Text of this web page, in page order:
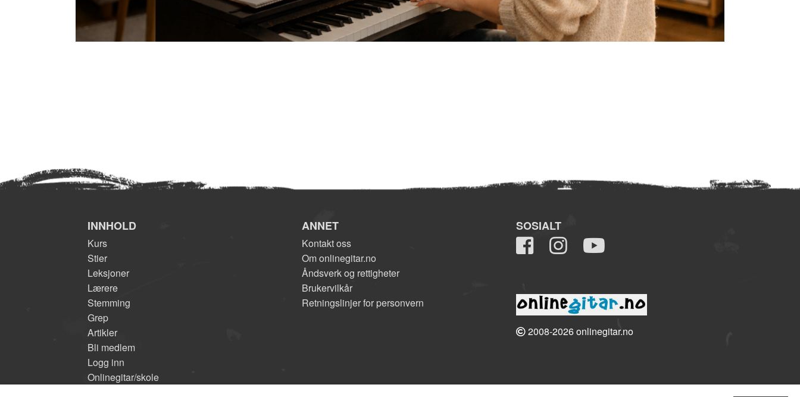
INNHOLD
Kurs
Stier
Leksjoner
Lærere
Stemming
Grep
Artikler
Bli medlem
Logg inn
Onlinegitar/skole
ANNET
Kontakt oss
Om onlinegitar.no
Åndsverk og rettigheter
Brukervilkår
Retningslinjer for personvern
SOSIALT
2008-2026 onlinegitar.no